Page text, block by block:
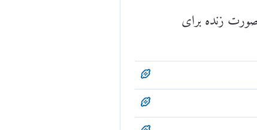
زنده برای